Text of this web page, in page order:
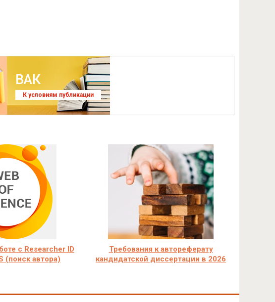
ВАК
К условиям публикации
с Researcher ID
(поиск автора)
Требования к автореферату
кандидатской диссертации в 2026